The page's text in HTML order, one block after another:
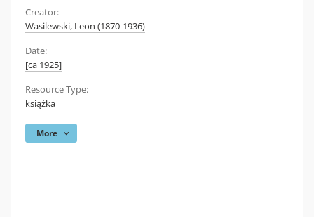
Creator:
Wasilewski, Leon (1870-1936)
Date:
[ca 1925]
Resource Type:
książka
More